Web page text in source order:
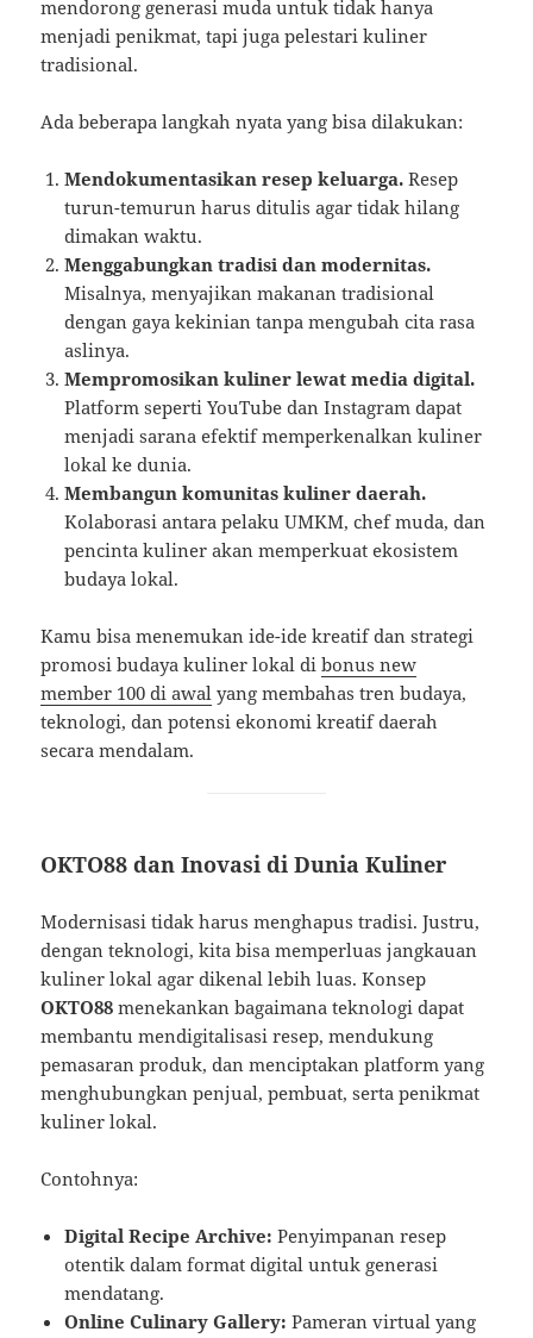
mendorong generasi muda untuk tidak hanya
menjadi penikmat, tapi juga pelestari kuliner
tradisional.
Ada beberapa langkah nyata yang bisa dilakukan:
Mendokumentasikan resep keluarga. Resep
turun-temurun harus ditulis agar tidak hilang
dimakan waktu.
Menggabungkan tradisi dan modernitas.
Misalnya, menyajikan makanan tradisional
dengan gaya kekinian tanpa mengubah cita rasa
aslinya.
Mempromosikan kuliner lewat media digital.
Platform seperti YouTube dan Instagram dapat
menjadi sarana efektif memperkenalkan kuliner
lokal ke dunia.
Membangun komunitas kuliner daerah.
Kolaborasi antara pelaku UMKM, chef muda, dan
pencinta kuliner akan memperkuat ekosistem
budaya lokal.
Kamu bisa menemukan ide-ide kreatif dan strategi
promosi budaya kuliner lokal dibonus new
member 100 di awal yang membahas tren budaya,
teknologi, dan potensi ekonomi kreatif daerah
secara mendalam.
OKTO88 dan Inovasi di Dunia Kuliner
Modernisasi tidak harus menghapus tradisi. Justru,
dengan teknologi, kita bisa memperluas jangkauan
kuliner lokal agar dikenal lebih luas. Konsep
OKTO88 menekankan bagaimana teknologi dapat
membantu mendigitalisasi resep, mendukung
pemasaran produk, dan menciptakan platform yang
menghubungkan penjual, pembuat, serta penikmat
kuliner lokal.
Contohnya:
Digital Recipe Archive: Penyimpanan resep
otentik dalam format digital untuk generasi
mendatang.
Online Culinary Gallery: Pameran virtual yang